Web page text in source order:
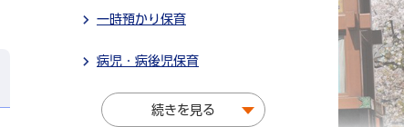
一時預かり保育
病児・病後児保育
続きを見る